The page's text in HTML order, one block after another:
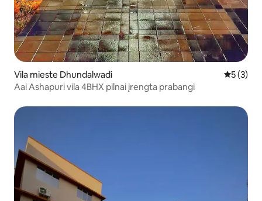
Vila mieste Dhundalwadi Vidutinis
5 (3)
Aai Ashapuri vila 4BHX pilnai įrengta prabangi